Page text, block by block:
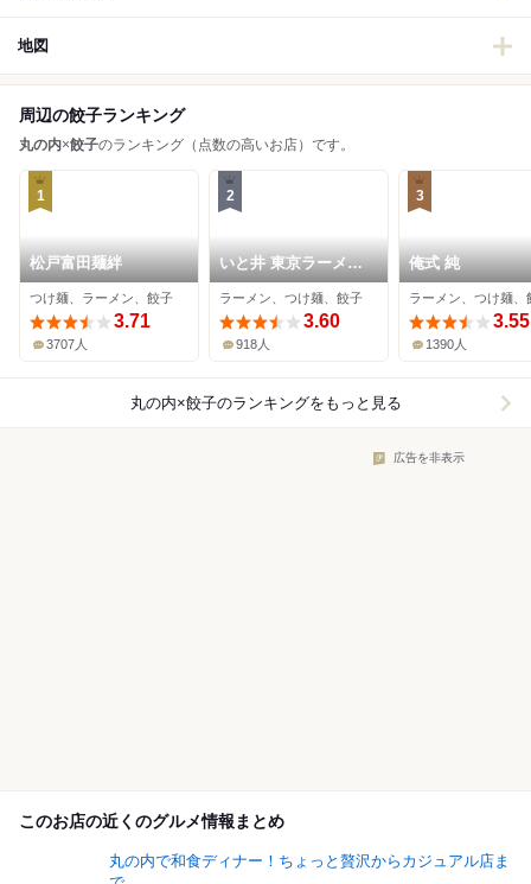
地図
周辺の餃子ランキング
丸の内×餃子のランキング（点数の高いお店）です。
1
松戸富田麺絆
つけ麺、ラーメン、餃子
3.71
3707人
2
いと井 東京ラーメン
横丁店
ラーメン、つけ麺、餃子
3.60
918人
3
俺式 純
ラーメン、つけ麺、
3.55
1390人
丸の内×餃子のランキングをもっと見る
広告を非表示
このお店の近くのグルメ情報まとめ
丸の内で和食ディナー！ちょっと贅沢からカジュアル店ま